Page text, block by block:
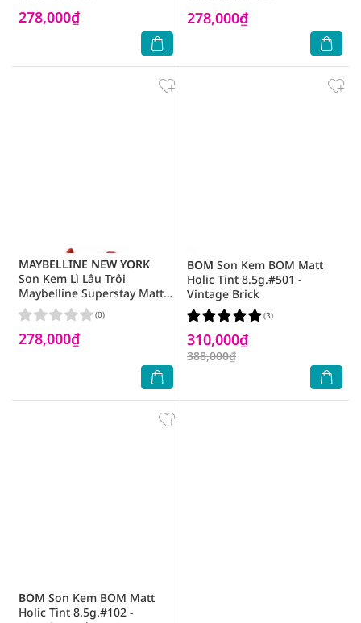
278,000₫ 278,000₫
MAYBELLINE NEW YORK
Son Kem Lì Lâu Trôi
Maybelline Superstay Matte
Ink Dancer 3.9g.#118
278,000₫
(0)
BOM Son Kem BOM Matt
Holic Tint 8.5g.#501 -
Vintage Brick
310,000₫
388,000₫
(3)
BOM Son Kem BOM Matt
Holic Tint 8.5g.#102 -